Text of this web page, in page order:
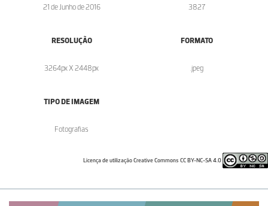
21 de Junho de 2016 3827
RESOLUÇÃO
3264px X 2448px
FORMATO
.jpeg
TIPO DE IMAGEM
Fotografias
Licença de utilização Creative Commons CC BY-NC-SA 4.0